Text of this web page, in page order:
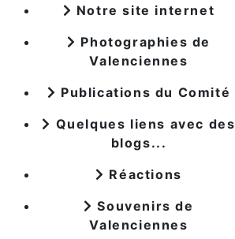
Notre site internet
Photographies de
Valenciennes
Publications du Comité
Quelques liens avec des
blogs...
Réactions
Souvenirs de
Valenciennes